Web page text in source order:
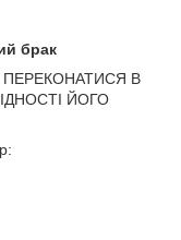
брак
В
ЙОГО